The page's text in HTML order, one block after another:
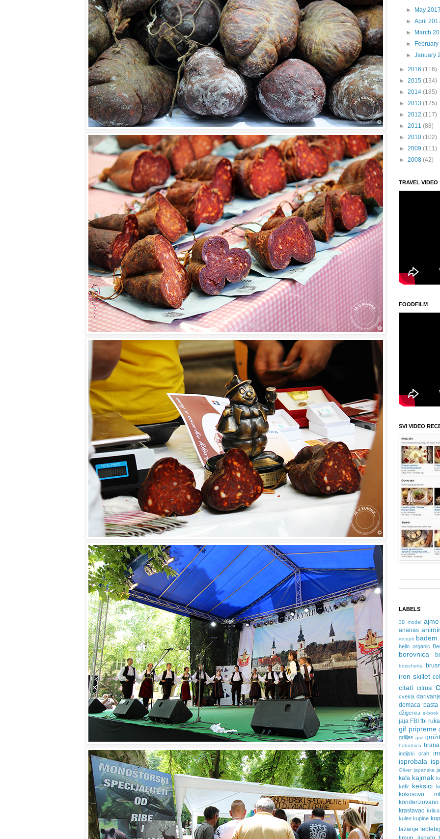
►
May
►April
►
March
►
►January
► 2016 (116)
► 2015 (134)
► 2014 (185)
► 2013 (125)
► 2012 (117)
► 2011 (88)
► 2010 (102)
► 2009 (111)
► 2008 (42)
TRAVEL VIDEO
FOODFILM
SVI VIDEO
LABELS
3D model
ananas
recepti badem
bello organic
borovnica
bruschetta
iron skillet
citati citrusi
cvekla
domaca pasta
džigerica e-book
jaja FBI fbi
gif pripreme
grilijas griz
hobotnica
indijski orah
isprobala
Oliver japanska
kafa kajmak
kefir keksici
kokosovo
krastavac krilca
kulen kupine
lazanje